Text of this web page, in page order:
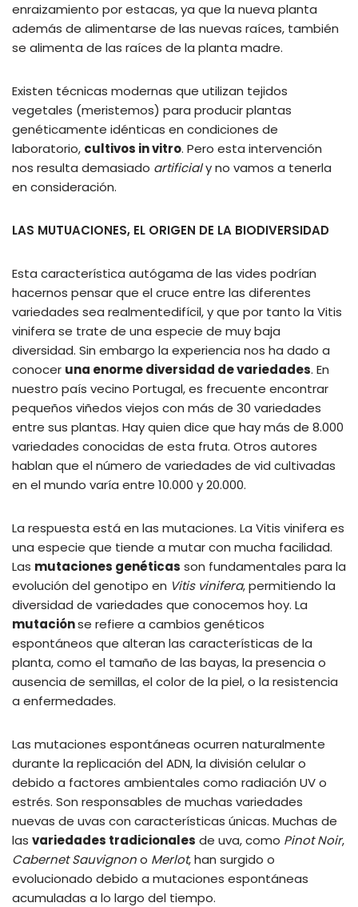
enraizamiento por estacas, ya que la nueva planta
además de alimentarse de las nuevas raíces, también
se alimenta de las raíces de la planta madre.
Existen técnicas modernas que utilizan tejidos
vegetales (meristemos) para producir plantas
genéticamente idénticas en condiciones de
laboratorio, cultivos in vitro. Pero esta intervención
nos resulta demasiado artificialy no vamos a tenerla
en consideración.
LAS MUTUACIONES, EL ORIGEN DE LA BIODIVERSIDAD
Esta característica autógama de las vides podrían
hacernos pensar que el cruce entre las diferentes
variedades sea realmentedifícil, y que por tanto la Vitis
vinifera se trate de una especie de muy baja
diversidad. Sin embargo la experiencia nos ha dado a
conocer una enorme diversidad de variedades. En
nuestro país vecino Portugal, es frecuente encontrar
pequeños viñedos viejos con más de 30 variedades
entre sus plantas. Hay quien dice que hay más de 8.000
variedades conocidas de esta fruta. Otros autores
hablan que el número de variedades de vid cultivadas
en el mundo varía entre 10.000 y 20.000.
La respuesta está en las mutaciones. La Vitis vinifera es
una especie que tiende a mutar con mucha facilidad.
Las mutaciones genéticas son fundamentales para la
evolución del genotipo en Vitis vinifera, permitiendo la
diversidad de variedades que conocemos hoy. La
mutaciónse refiere a cambios genéticos
espontáneos que alteran las características de la
planta, como el tamaño de las bayas, la presencia o
ausencia de semillas, el color de la piel, o la resistencia
a enfermedades.
Las mutaciones espontáneas ocurren naturalmente
durante la replicación del ADN, la división celular o
debido a factores ambientales como radiación UV o
estrés. Son responsables de muchas variedades
nuevas de uvas con características únicas. Muchas de
las variedades tradicionales de uva, como Pinot Noir,
Cabernet Sauvignono Merlot, han surgido o
evolucionado debido a mutaciones espontáneas
acumuladas a lo largo del tiempo.